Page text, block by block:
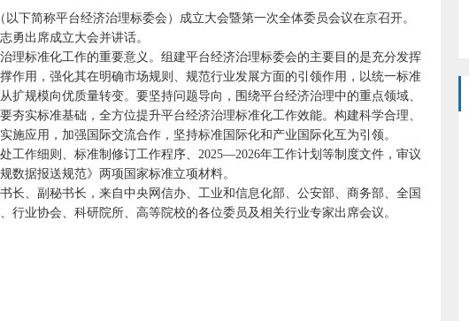
下简称平台经济治理标委会）成立大会暨第一次全体委员会议在京召开。
勇出席成立大会并讲话。
理标准化工作的重要意义。组建平台经济治理标委会的主要目的是充分发挥
作用，强化其在明确市场规则、规范行业发展方面的引领作用，以统一标准
扩规模向优质量转变。要坚持问题导向，围绕平台经济治理中的重点领域、
夯实标准基础，全方位提升平台经济治理标准化工作效能。构建科学合理、
施应用，加强国际交流合作，坚持标准国际化和产业国际化互为引领。
工作细则、标准制修订工作程序、2025—2026年工作计划等制度文件，审议
数据报送规范》两项国家标准立项材料。
长、副秘书长，来自中央网信办、工业和信息化部、公安部、商务部、全国
行业协会、科研院所、高等院校的各位委员及相关行业专家出席会议。